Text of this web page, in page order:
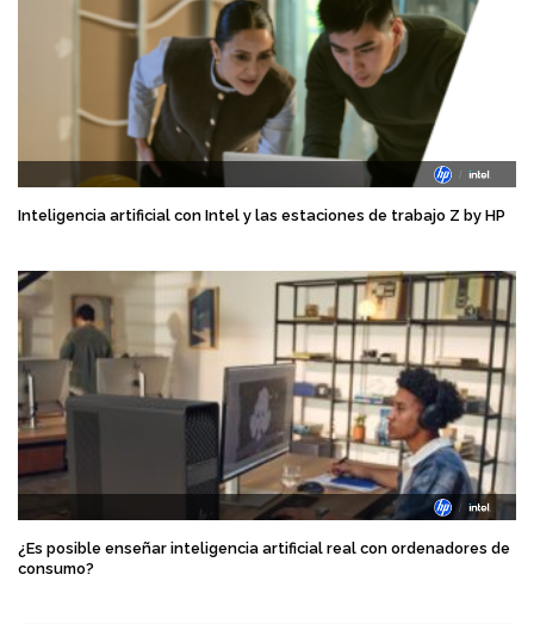
Inteligencia artificial con Intel y las estaciones de trabajo Z by HP
¿Es posible enseñar inteligencia artificial real con ordenadores de
consumo?